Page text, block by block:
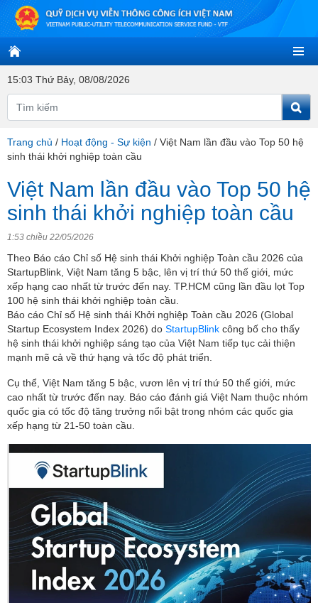
15:03 Thứ Bảy, 08/08/2026
Trang chủ / Hoạt động - Sự kiện / Việt Nam lần đầu vào Top 50 hệ
sinh thái khởi nghiệp toàn cầu
Việt Nam lần đầu vào Top 50 hệ
sinh thái khởi nghiệp toàn cầu
1:53 chiều 22/05/2026
Theo Báo cáo Chỉ số Hệ sinh thái Khởi nghiệp Toàn cầu 2026 của
StartupBlink, Việt Nam tăng 5 bậc, lên vị trí thứ 50 thế giới, mức
xếp hạng cao nhất từ trước đến nay. TP.HCM cũng lần đầu lọt Top
100 hệ sinh thái khởi nghiệp toàn cầu.
Báo cáo Chỉ số Hệ sinh thái Khởi nghiệp Toàn cầu 2026 (Global
Startup Ecosystem Index 2026) do StartupBlink công bố cho thấy
hệ sinh thái khởi nghiệp sáng tạo của Việt Nam tiếp tục cải thiện
mạnh mẽ cả về thứ hạng và tốc độ phát triển.
Cụ thể, Việt Nam tăng 5 bậc, vươn lên vị trí thứ 50 thế giới, mức
cao nhất từ trước đến nay. Báo cáo đánh giá Việt Nam thuộc nhóm
quốc gia có tốc độ tăng trưởng nổi bật trong nhóm các quốc gia
xếp hạng từ 21-50 toàn cầu.